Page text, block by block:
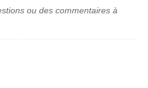
ou des commentaires à